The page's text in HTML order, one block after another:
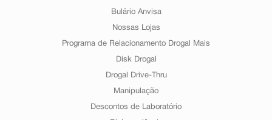
Bulário Anvisa
Nossas Lojas
Programa de Relacionamento Drogal Mais
Disk Drogal
Drogal Drive-Thru
Manipulação
Descontos de Laboratório